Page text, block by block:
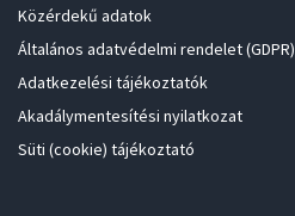
Közérdekű adatok
Általános adatvédelmi rendelet (GDPR)
Adatkezelési tájékoztatók
Akadálymentesítési nyilatkozat
Süti (cookie) tájékoztató